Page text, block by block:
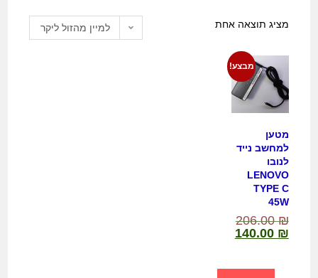
מציג תוצאה אחת למיין מהזול ליקר
מבצע!
מטען
למחשב נייד
לנובו
LENOVO
TYPE C
45W
206.00₪
140.00 ₪